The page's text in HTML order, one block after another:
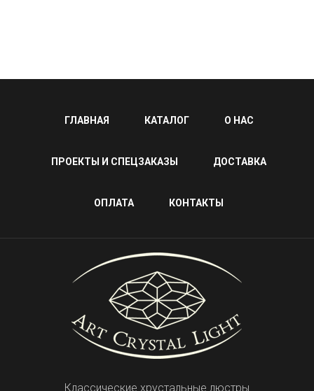
ГЛАВНАЯ КАТАЛОГ О НАС
ПРОЕКТЫ И СПЕЦЗАКАЗЫ ДОСТАВКА
ОПЛАТА КОНТАКТЫ
Классические хрустальные люстры